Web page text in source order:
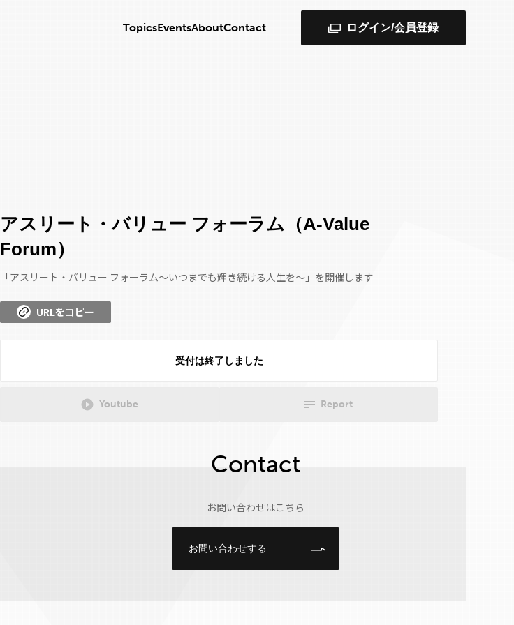
TopicsEventsAboutContact ログイン/会員登録
アスリート・バリュー フォーラム（A-Value
Forum）
「アスリート・バリュー フォーラム～いつまでも輝き続ける人生を～」を開催します
URLをコピー
受付は終了しました
Youtube Report
Contact
お問い合わせはこちら
お問い合わせする